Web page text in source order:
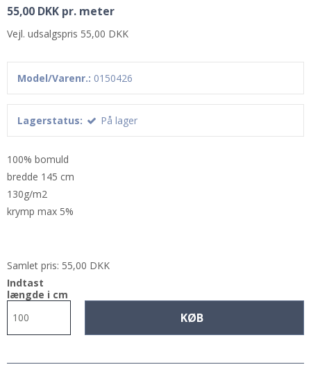
55,00 DKK pr. meter
Vejl. udsalgspris 55,00 DKK
Model/Varenr.: 0150426
Lagerstatus: På lager
100% bomuld
bredde 145 cm
130g/m2
krymp max 5%
Samlet pris: 55,00 DKK
Indtast
længde i cm
KØB